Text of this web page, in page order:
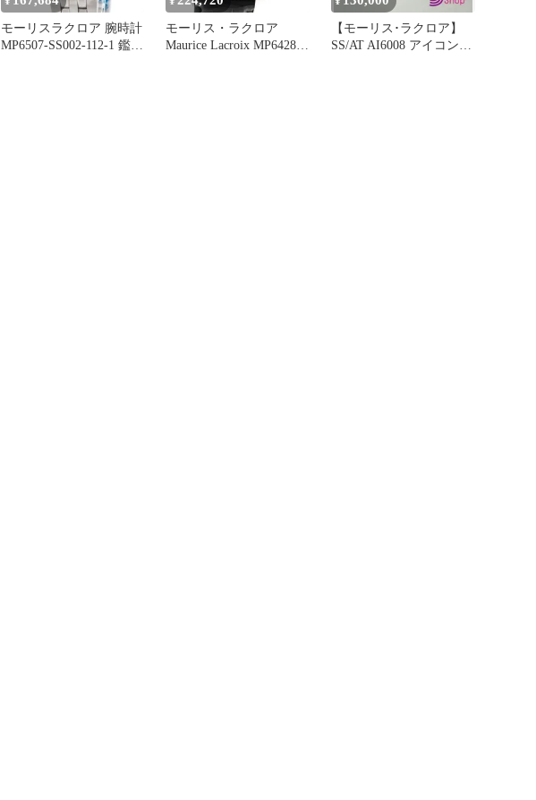
モーリスラクロア 腕時計
MP6507-SS002-112-1 鑑定
モーリス・ラクロア
Maurice Lacroix MP6428
【モーリス･ラクロア】
SS/AT AI6008 アイコン